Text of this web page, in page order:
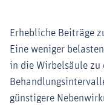
Erhebliche Beiträge
Eine weniger
in die Wirbelsäule zu
günstigere